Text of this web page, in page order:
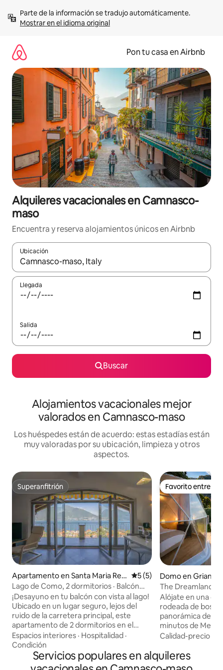
contenidoMostrar en el idioma original
Pon tu casa en Airbnb
Alquileres vacacionales en Camnasco-
maso
Encuentra y reserva alojamientos únicos en Airbnb
Ubicación
Cuando los resultados estén disponibles, navega con las
Llegada
Salida
Buscar
Alojamientos vacacionales mejor
valorados en Camnasco-maso
Los huéspedes están de acuerdo: estas estadías están
muy valoradas por su ubicación, limpieza y otros
aspectos.
Superanfitrión
Superanfitrión
Apartamento en Santa Maria Rez
zonico
Calificación promedio: 5
5 (5)
Lago de Como, 2 dormitorios · Balcón
con vista al lago
¡Desayuno en tu balcón con vista al lago!
Ubicado en un lugar seguro, lejos del
ruido de la carretera principal, este
apartamento de 2 dormitorios en el
último piso es tu tranquilo punto de
partida en el lago de Como. Tiene
capacidad para 5 huéspedes y cuenta
con aire acondicionado, Wi-Fi rápido y
Espacios interiores · Hospitalidad ·
Condición
Favorito entre
Favorito entre
Domo en Griante
The Dreamland
Lago de Como
Alójate en una
rodeada de
panorámica de
minutos de
Dreamland
verdaderamente
naturaleza.
Calidad-precio
Servicios populares en alquileres